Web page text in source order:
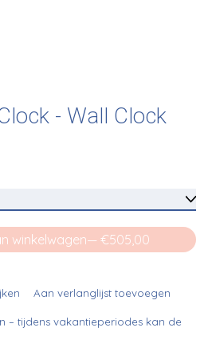
- Wall Clock
winkelwagen
— €505,00
Aan verlanglijst toevoegen
– tijdens vakantieperiodes kan de